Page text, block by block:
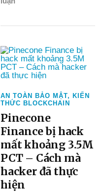
AN TOÀN BẢO MẬT,KIẾN
THỨC BLOCKCHAIN
Pinecone
Finance bị hack
mất khoảng 3.5M
PCT – Cách mà
hacker đã thực
hiện